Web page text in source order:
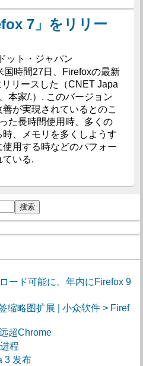
7」をリリー
ット・ジャパン
時間27日、Firefoxの最新
リースした（CNET Japa
本家/.）. このバージョン
が実現されているとのこ
た長時間使用時、多くの
、メモリを多くしようす
用する時などのパフォー
ている.
ード可能に。年内にFirefox 9
缩略图扩展 | 小众软件 > Firef
超Chrome
程
3 发布